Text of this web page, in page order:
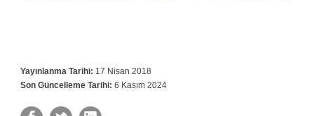
Yayınlanma Tarihi: 17 Nisan 2018
Son Güncelleme Tarihi: 6 Kasım 2024